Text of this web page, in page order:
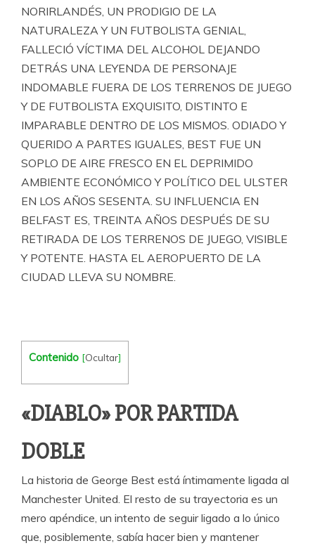
NORIRLANDÉS, UN PRODIGIO DE LA
NATURALEZA Y UN FUTBOLISTA GENIAL,
FALLECIÓ VÍCTIMA DEL ALCOHOL DEJANDO
DETRÁS UNA LEYENDA DE PERSONAJE
INDOMABLE FUERA DE LOS TERRENOS DE JUEGO
Y DE FUTBOLISTA EXQUISITO, DISTINTO E
IMPARABLE DENTRO DE LOS MISMOS. ODIADO Y
QUERIDO A PARTES IGUALES, BEST FUE UN
SOPLO DE AIRE FRESCO EN EL DEPRIMIDO
AMBIENTE ECONÓMICO Y POLÍTICO DEL ULSTER
EN LOS AÑOS SESENTA. SU INFLUENCIA EN
BELFAST ES, TREINTA AÑOS DESPUÉS DE SU
RETIRADA DE LOS TERRENOS DE JUEGO, VISIBLE
Y POTENTE. HASTA EL AEROPUERTO DE LA
CIUDAD LLEVA SU NOMBRE.
Contenido [Ocultar]
«DIABLO» POR PARTIDA
DOBLE
La historia de George Best está íntimamente ligada al
Manchester United. El resto de su trayectoria es un
mero apéndice, un intento de seguir ligado a lo único
que, posiblemente, sabía hacer bien y mantener